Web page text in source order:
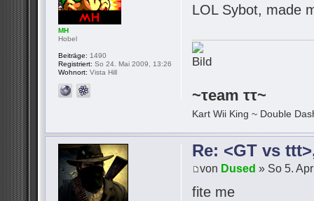
LOL Sybot, made
~τeam ττ~
Kart Wii King ~ Double
MH
Hobel
Beiträge: 1490
Registriert: So 24. Mai 2009, 13:26
Wohnort: Vista Hill
Re: <GT vs
von Dused » So 5.
fite me